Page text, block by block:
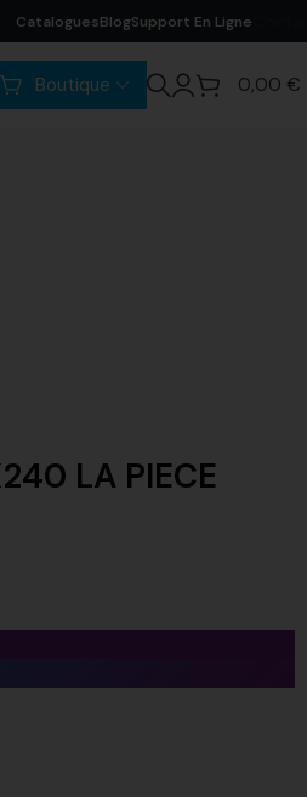
CataloguesBlogSupport En Ligne
Boutique 0,00 €
LA PIECE